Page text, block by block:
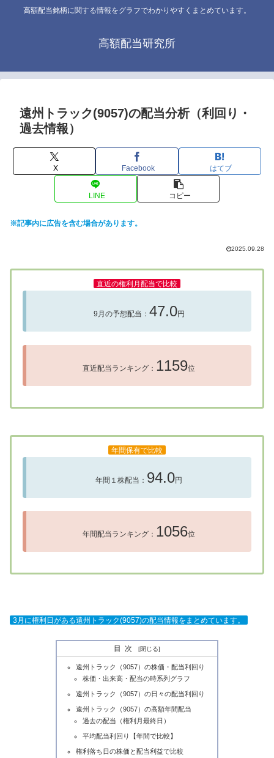
高額配当銘柄に関する情報をグラフでわかりやすくまとめています。
高額配当研究所
遠州トラック(9057)の配当分析（利回り・
過去情報）
X Facebook はてブ
LINE コピー
※記事内に広告を含む場合があります。
2025.09.28
直近の権利月配当で比較
9月の予想配当： 47.0円
直近配当ランキング： 1159位
年間保有で比較
年間１株配当： 94.0円
年間配当ランキング： 1056位
3月に権利日がある遠州トラック(9057)の配当情報をまとめています。
目次
遠州トラック（9057）の株価・配当利回り
株価・出来高・配当の時系列グラフ
遠州トラック（9057）の日々の配当利回り
遠州トラック（9057）の高額年間配当
過去の配当（権利月最終日）
平均配当利回り【年間で比較】
権利落ち日の株価と配当利益で比較